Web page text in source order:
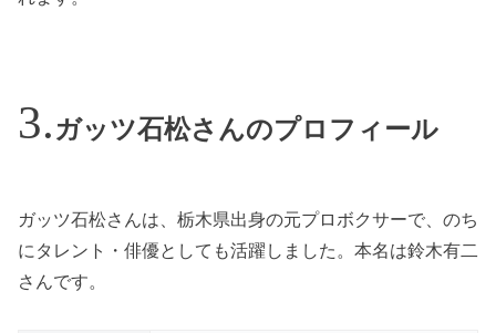
ガッツ石松さんのプロフィール
ガッツ石松さんは、栃木県出身の元プロボクサーで、のち
にタレント・俳優としても活躍しました。本名は鈴木有二
さんです。